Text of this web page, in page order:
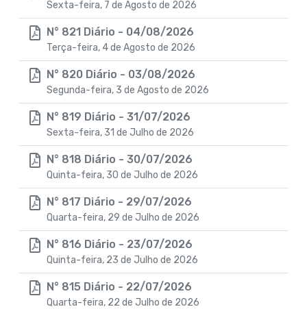
Sexta-feira, 7 de Agosto de 2026
N° 821 Diário - 04/08/2026
Terça-feira, 4 de Agosto de 2026
N° 820 Diário - 03/08/2026
Segunda-feira, 3 de Agosto de 2026
N° 819 Diário - 31/07/2026
Sexta-feira, 31 de Julho de 2026
N° 818 Diário - 30/07/2026
Quinta-feira, 30 de Julho de 2026
N° 817 Diário - 29/07/2026
Quarta-feira, 29 de Julho de 2026
N° 816 Diário - 23/07/2026
Quinta-feira, 23 de Julho de 2026
N° 815 Diário - 22/07/2026
Quarta-feira, 22 de Julho de 2026